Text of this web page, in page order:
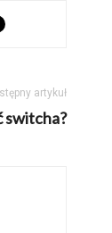
artykuł
switcha?